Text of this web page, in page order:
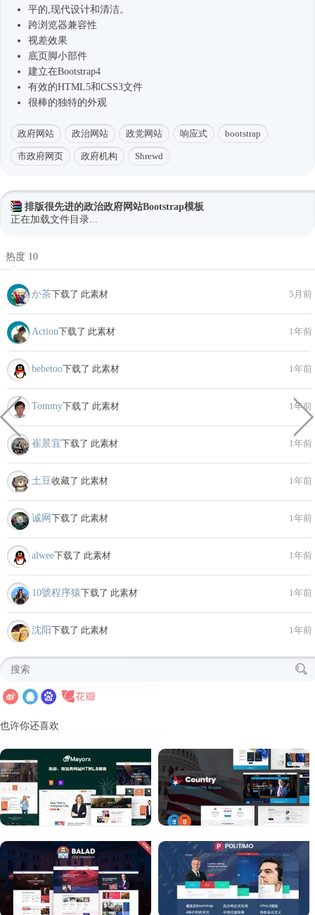
平的,现代设计和清洁。
跨浏览器兼容性
视差效果
底页脚小部件
建立在Bootstrap4
有效的HTML5和CSS3文件
很棒的独特的外观
政府网站 政治网站 政党网站 响应式 bootstrap
市政府网页 政府机构 Shrewd
排版很先进的政治政府网站Bootstrap模板
正在加载文件目录...
热度 10
か茶下载了 此素材 5月前
Action下载了 此素材 1年前
bebetoo下载了 此素材 1年前
Tommy下载了 此素材 1年前
崔景宜下载了 此素材 1年前
土豆 收藏了 此素材 1年前
诚网 下载了 此素材 1年前
alwee下载了 此素材 1年前
10號程序猿下载了 此素材 1年前
沈阳下载了 此素材 1年前
也许你还喜欢